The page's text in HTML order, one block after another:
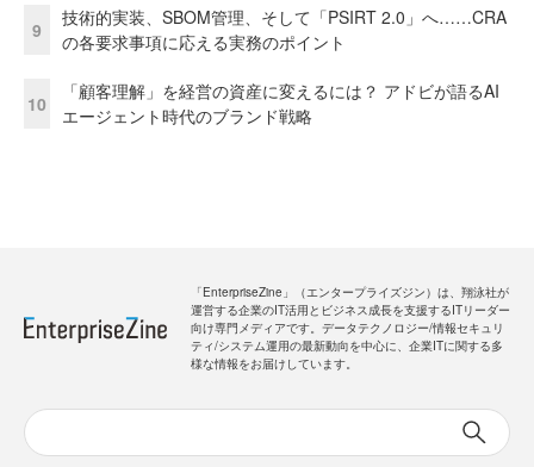
9
技術的実装、SBOM管理、そして「PSIRT 2.0」へ……CRA
の各要求事項に応える実務のポイント
10
「顧客理解」を経営の資産に変えるには？ アドビが語るAI
エージェント時代のブランド戦略
「EnterpriseZine」（エンタープライズジン）は、翔泳社が
運営する企業のIT活用とビジネス成長を支援するITリーダー
向け専門メディアです。データテクノロジー/情報セキュリ
ティ/システム運用の最新動向を中心に、企業ITに関する多
様な情報をお届けしています。